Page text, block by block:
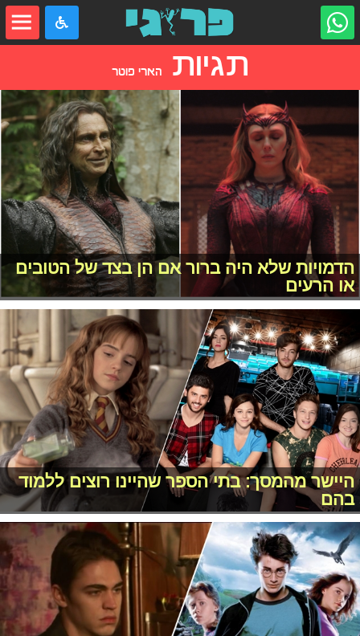
תגיות הארי פוטר
הדמויות שלא היה ברור אם הן בצד של הטובים
או הרעים
היישר מהמסך: בתי הספר שהיינו רוצים ללמוד
בהם